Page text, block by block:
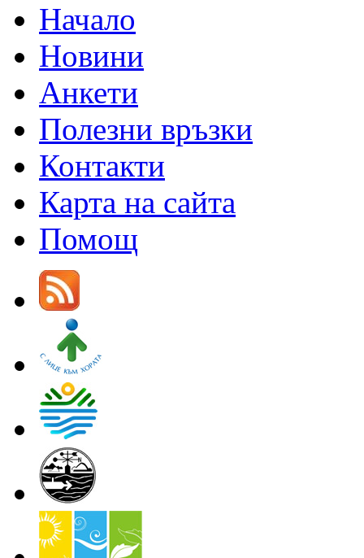
Начало
Новини
Анкети
Полезни връзки
Контакти
Карта на сайта
Помощ